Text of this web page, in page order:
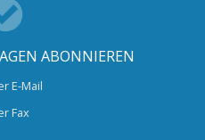
ABONNIEREN
E-Mail
Fax